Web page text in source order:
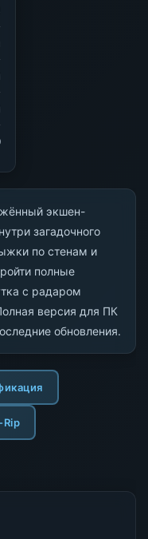
экшен-
загадочного
по стенам и
полные
с радаром
версия для ПК
обновления.
Rip